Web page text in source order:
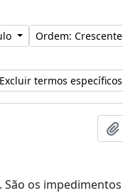
Ordem: Crescente
Excluir termos específicos
os impedimentos